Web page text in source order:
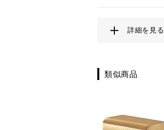
詳細を見る
類似商品